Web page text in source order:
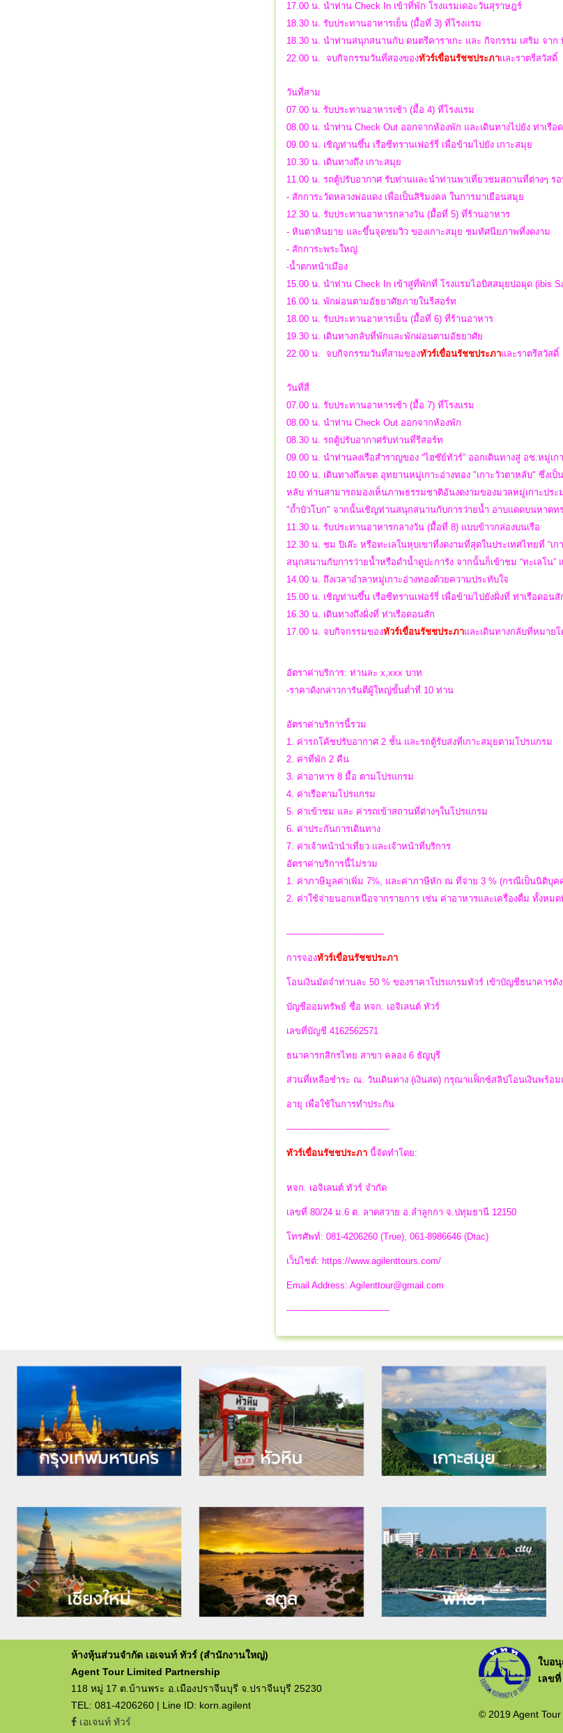
17.00 น. นําท่าน Check In เข้าที่พัก โรงแรมเดอะวันสุราษฎร์
18.30 น. รับประทานอาหารเย็น (มื้อที่ 3) ที่โรงแรม
18.30 น. นำท่านสนุกสนานกับ ดนตรีคาราเกะ และ กิจกรรม เสริม จาก
22.00 น. จบกิจกรรมวันที่สองของทัวร์เขื่อนรัชชประภาและราตรีสวัสดิ์
วันที่สาม
07.00 น. รับประทานอาหารเช้า (มื้อ 4) ที่โรงแรม
08.00 น. นำท่าน Check Out ออกจากห้องพัก และเดินทางไปยัง ท่าเรือ
09.00 น. เชิญท่านขึ้น เรือซีทรานเฟอร์รี่ เพื่อข้ามไปยัง เกาะสมุย
10.30 น. เดินทางถึง เกาะสมุย
11.00 น. รถตู้ปรับอากาศ รับท่านและนำท่านพาเที่ยวชมสถานที่ต่างๆ ร
- สักการะวัดหลวงพ่อแดง เพื่อเป็นสิริมงคล ในการมาเยือนสมุย
12.30 น. รับประทานอาหารกลางวัน (มื้อที่ 5) ที่ร้านอาหาร
- หินตาหินยาย และขึ้นจุดชมวิว ของเกาะสมุย ชมทัศนียภาพที่งดงาม
- สักการะพระใหญ่
-น้ำตกหน้าเมือง
15.00 น. นำท่าน Check In เข้าสู่ที่พักที่ โรงแรมไอบิสสมุยบ่อผุด (ibis
16.00 น. พักผ่อนตามอัธยาศัยภายในรีสอร์ท
18.00 น. รับประทานอาหารเย็น (มื้อที่ 6) ที่ร้านอาหาร
19.30 น. เดินทางกลับที่พักและพักผ่อนตามอัธยาศัย
22.00 น. จบกิจกรรมวันที่สามของทัวร์เขื่อนรัชชประภาและราตรีสวัสดิ์
วันที่สี่
07.00 น. รับประทานอาหารเช้า (มื้อ 7) ที่โรงแรม
08.00 น. นำท่าน Check Out ออกจากห้องพัก
08.30 น. รถตู้ปรับอากาศรับท่านที่รีสอร์ท
09.00 น. นำท่านลงเรือสำราญของ “ไฮซ๊ย์ทัวร์” ออกเดินทางสู่ อช.หมู่เก
10.00 น. เดินทางถึงเขต อุทยานหมู่เกาะอ่างทอง "เกาะวัวตาหลับ" ซึ่ง
หลับ ท่านสามารถมองเห็นภาพธรรมชาติอันงดงามของมวลหมู่เกาะปร
"ถ้ำบัวโบก" จากนั้นเชิญท่านสนุกสนานกับการว่ายน้ำ อาบแดดบนหาดท
11.30 น. รับประทานอาหารกลางวัน (มื้อที่ 8) แบบข้าวกล่องบนเรือ
12.30 น. ชม ปิเล๊ะ หรือทะเลในหุบเขาที่งดงามที่สุดในประเทศไทยที่ “เ
สนุกสนานกับการว่ายน้ำหรือดำน้ำดูปะการัง จากนั้นก็เข้าชม “ทะเลโน
14.00 น. ถึงเวลาอำลาหมู่เกาะอ่างทองด้วยความประทับใจ
15.00 น. เชิญท่านขึ้น เรือซีทรานเฟอร์รี่ เพื่อข้ามไปยังฝั่งที่ ท่าเรือดอนสั
16.30 น. เดินทางถึงฝั่งที่ ท่าเรือดอนสัก
17.00 น. จบกิจกรรมของทัวร์เขื่อนรัชชประภาและเดินทางกลับที่หมาย
อัตราค่าบริการ: ท่านละ x,xxx บาท
-ราคาดังกล่าวการันตีผู้ใหญ่ขั้นต่ำที่ 10 ท่าน
อัตราค่าบริการนี้รวม
1. ค่ารถโค้ชปรับอากาศ 2 ชั้น และรถตู้รับส่งที่เกาะสมุยตามโปรแกรม
2. ค่าที่พัก 2 คืน
3. ค่าอาหาร 8 มื้อ ตามโปรแกรม
4. ค่าเรือตามโปรแกรม
5. ค่าเข้าชม และ ค่ารถเข้าสถานที่ต่างๆในโปรแกรม
6. ค่าประกันการเดินทาง
7. ค่าเจ้าหน้านำเที่ยว และเจ้าหน้าที่บริการ
อัตราค่าบริการนี้ไม่รวม
1. ค่าภาษีมูลค่าเพิ่ม 7%, และค่าภาษีหัก ณ ที่จ่าย 3 % (กรณีเป็นนิติบุค
2. ค่าใช้จ่ายนอกเหนือจากรายการ เช่น ค่าอาหารและเครื่องดื่ม ทั้งห
-----------------------------------
การจองทัวร์เขื่อนรัชชประภา
โอนเงินมัดจำท่านละ 50 % ของราคาโปรแกรมทัวร์ เข้าบัญชีธนาคารดั
บัญชีออมทรัพย์ ชื่อ หจก. เอจิเลนต์ ทัวร์
เลขที่บัญชี 4162562571
ธนาคารกสิกรไทย สาขา คลอง 6 ธัญบุรี
ส่วนที่เหลือชำระ ณ. วันเดินทาง (เงินสด) กรุณาแฟ็กซ์สลิปโอนเงินพร้อ
อายุ เพื่อใช้ในการทำประกัน
-------------------------------------
ทัวร์เขื่อนรัชชประภา นี้จัดทำโดย:
หจก. เอจิเลนต์ ทัวร์ จำกัด
เลขที่ 80/24 ม.6 ต. ลาดสวาย อ.ลำลูกกา จ.ปทุมธานี 12150
โทรศัพท์: 081-4206260 (True), 061-8986646 (Dtac)
เว็บไซต์: https://www.agilenttours.com/
Email Address: Agilenttour@gmail.com
-------------------------------------
ห้างหุ้นส่วนจำกัด เอเจนท์ ทัวร์ (สำนักงานใหญ่)
Agent Tour Limited Partnership
118 หมู่ 17 ต.บ้านพระ อ.เมืองปราจีนบุรี จ.ปราจีนบุรี 25230
TEL: 081-4206260 | Line ID: korn.agilent
เอเจนท์ ทัวร์
ใบอ
เลขที่
© 2019 Agent